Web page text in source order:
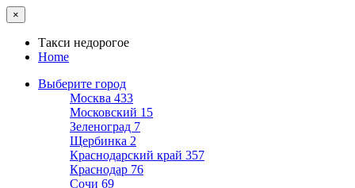
×
Такси недорогое
Home
Выберите город
Москва 433
Московский 15
Зеленоград 7
Щербинка 2
Краснодарский край 357
Краснодар 76
Сочи 69